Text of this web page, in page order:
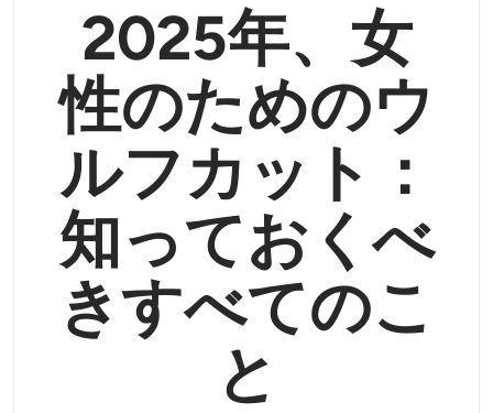
ビデオエフェクト
AIキスジェネレーター
AIハグジェネレーター
AIダンスジェネレーター
サポートされている AI モデル
Seedance 2.0 Kling 2.6 Motion Control Veo 3.1
Sora 2.0 Kling 2.6 Pro Kling 2.1 Master Hailuo 2.3
画像から画像へ
テキストから画像へ
サポートされている AI モデル
Seedream 5.0 Pro Nano Banana Pro Seedream 4.5
ナノバナナ フラックス Kontext
写真編集＆クリエイター
フォトエンハンサー
オブジェクトリムーバー
透かしリムーバー
背景リムーバー
プライシング
2025年、女
性のためのウ
ルフカット：
知っておくべ
きすべてのこ
と